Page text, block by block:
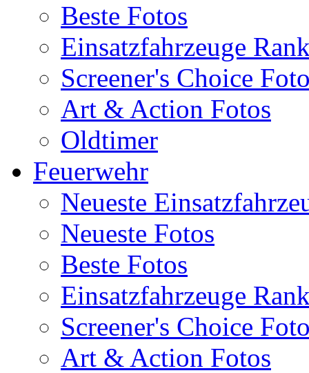
Beste Fotos
Einsatzfahrzeuge
Screener's Choice
Art & Action Fotos
Oldtimer
Feuerwehr
Neueste
Neueste Fotos
Beste Fotos
Einsatzfahrzeuge
Screener's Choice
Art & Action Fotos